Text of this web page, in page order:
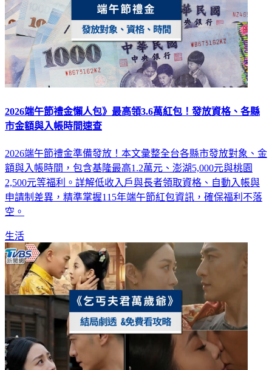
2026端午節禮金懶人包》最高領3.6萬紅包！發放資格、各縣
市金額與入帳時間速查
2026端午節禮金準備發放！本文彙整全台各縣市發放對象、金
額與入帳時間，包含基隆最高1.2萬元、澎湖5,000元與桃園
2,500元等福利。詳解低收入戶與長者領取資格、自動入帳與
申請制差異，精準掌握115年端午節紅包資訊，確保福利不落
空。
生活